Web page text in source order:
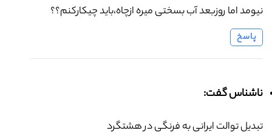
نیومد اما روزبعد آب بسختی میره ازچاه،باید چیکارکنم؟؟
پاسخ
ناشناس گفت:
تبدیل توالت ایرانی به فرنگی در هشتگرد